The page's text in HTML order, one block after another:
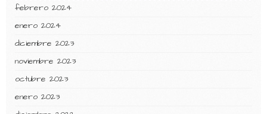
febrero 2024
enero 2024
diciembre 2023
noviembre 2023
octubre 2023
enero 2023